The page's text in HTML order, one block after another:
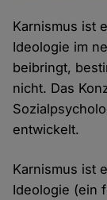
Karnismus ist
Ideologie im
beibringt,
nicht. Das
entwickelt.
Karnismus ist
Ideologie (ein